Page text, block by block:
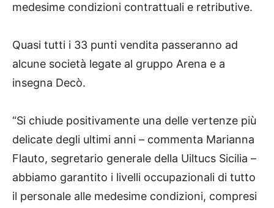
medesime condizioni contrattuali e retributive.
Quasi tutti i 33 punti vendita passeranno ad
alcune società legate al gruppo Arena e a
insegna Decò.
“Si chiude positivamente una delle vertenze più
delicate degli ultimi anni – commenta Marianna
Flauto, segretario generale della Uiltucs Sicilia –
abbiamo garantito i livelli occupazionali di tutto
il personale alle medesime condizioni, compresi